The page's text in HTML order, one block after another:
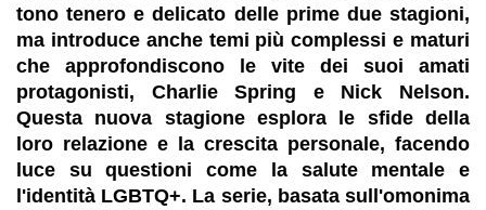
tono tenero e delicato delle prime due stagioni,
ma introduce anche temi più complessi e maturi
che approfondiscono le vite dei suoi amati
protagonisti, Charlie Spring e Nick Nelson.
Questa nuova stagione esplora le sfide della
loro relazione e la crescita personale, facendo
luce su questioni come la salute mentale e
l'identità LGBTQ+. La serie, basata sull'omonima